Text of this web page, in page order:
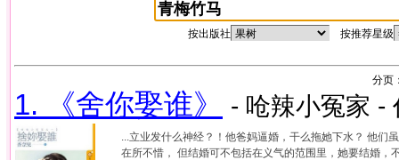
按出版社 按推荐星级
分页
1. 《舍你娶谁》 - 呛辣小冤家 -
...立业发什么神经？！他爸妈逼婚，干么拖她下水？ 他们
在所不惜， 但结婚可不包括在义气的范围里，她要结婚，